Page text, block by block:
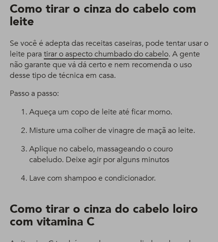
Como tirar o cinza do cabelo com
leite
Se você é adepta das receitas caseiras, pode tentar usar o
leite para tirar o aspecto chumbado do cabelo. A gente
não garante que vá dá certo e nem recomenda o uso
desse tipo de técnica em casa.
Passo a passo:
Aqueça um copo de leite até ficar morno.
Misture uma colher de vinagre de maçã ao leite.
Aplique no cabelo, massageando o couro
cabeludo. Deixe agir por alguns minutos
Lave com shampoo e condicionador.
Como tirar o cinza do cabelo loiro
com vitamina C